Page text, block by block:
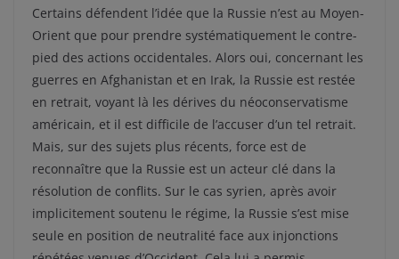
Certains défendent l’idée que la Russie n’est au Moyen-
Orient que pour prendre systématiquement le contre-
pied des actions occidentales. Alors oui, concernant les
guerres en Afghanistan et en Irak, la Russie est restée
en retrait, voyant là les dérives du néoconservatisme
américain, et il est difficile de l’accuser d’un tel retrait.
Mais, sur des sujets plus récents, force est de
reconnaître que la Russie est un acteur clé dans la
résolution de conflits. Sur le cas syrien, après avoir
implicitement soutenu le régime, la Russie s’est mise
seule en position de neutralité face aux injonctions